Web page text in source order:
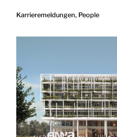
Karrieremeldungen, People